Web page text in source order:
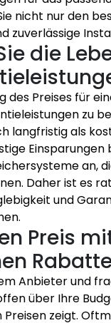
nicht nur den
zuverlässige
die
des Preises für
zu
langfristig als
an,
Daher ist es
und
Preis
Anbieter und
über Ihre
zeigt.